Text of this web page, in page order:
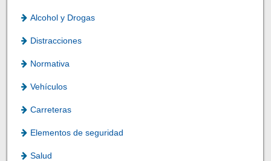
Alcohol y Drogas
Distracciones
Normativa
Vehículos
Carreteras
Elementos de seguridad
Salud